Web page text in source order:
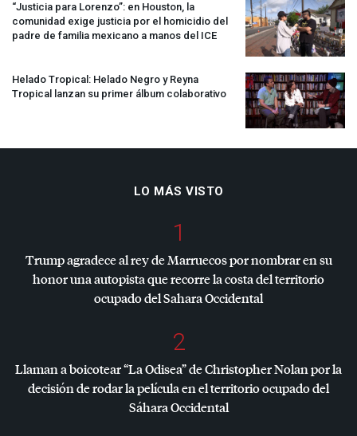
“Justicia para Lorenzo”: en Houston, la
comunidad exige justicia por el homicidio del
padre de familia mexicano a manos del ICE
Helado Tropical: Helado Negro y Reyna
Tropical lanzan su primer álbum colaborativo
LO MÁS VISTO
1
Trump agradece al rey de Marruecos por nombrar en su
honor una autopista que recorre la costa del territorio
ocupado del Sahara Occidental
2
Llaman a boicotear “La Odisea” de Christopher Nolan por la
decisión de rodar la película en el territorio ocupado del
Sáhara Occidental